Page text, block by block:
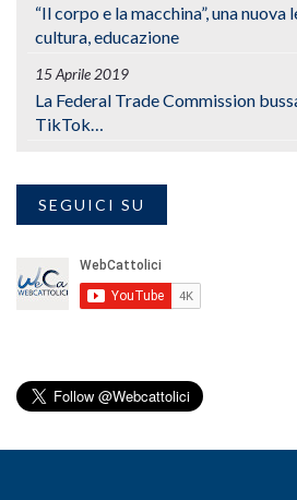
“Il corpo e la macchina”, una
cultura, educazione
15 Aprile 2019
La Federal Trade Commission
TikTok…
SEGUICI SU